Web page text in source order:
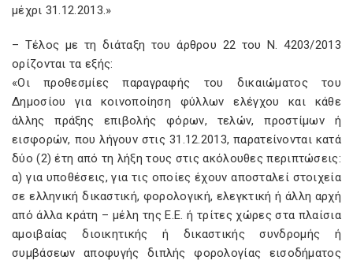
μέχρι 31.12.2013.»
– Τέλος με τη διάταξη του άρθρου 22 του Ν. 4203/2013
ορίζονται τα εξής:
«Οι προθεσμίες παραγραφής του δικαιώματος του
Δημοσίου για κοινοποίηση φύλλων ελέγχου και κάθε
άλλης πράξης επιβολής φόρων, τελών, προστίμων ή
εισφορών, που λήγουν στις 31.12.2013, παρατείνονται κατά
δύο (2) έτη από τη λήξη τους στις ακόλουθες περιπτώσεις:
α) για υποθέσεις, για τις οποίες έχουν αποσταλεί στοιχεία
σε ελληνική δικαστική, φορολογική, ελεγκτική ή άλλη αρχή
από άλλα κράτη – μέλη της Ε.Ε. ή τρίτες χώρες στα πλαίσια
αμοιβαίας διοικητικής ή δικαστικής συνδρομής ή
συμβάσεων αποφυγής διπλής φορολογίας εισοδήματος